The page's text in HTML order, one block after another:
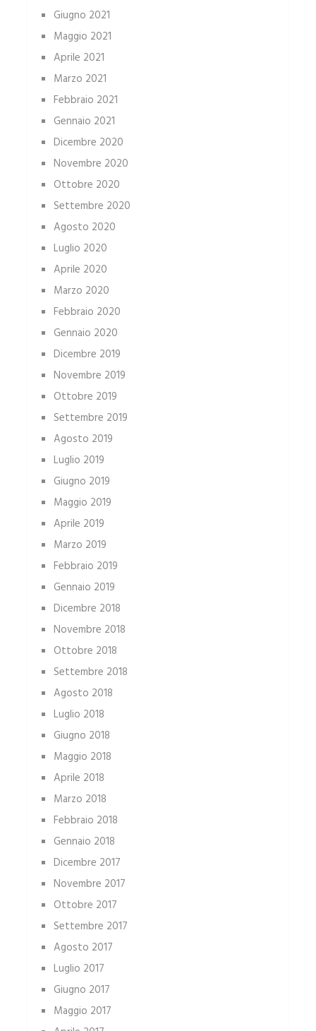
Giugno 2021
Maggio 2021
Aprile 2021
Marzo 2021
Febbraio 2021
Gennaio 2021
Dicembre 2020
Novembre 2020
Ottobre 2020
Settembre 2020
Agosto 2020
Luglio 2020
Aprile 2020
Marzo 2020
Febbraio 2020
Gennaio 2020
Dicembre 2019
Novembre 2019
Ottobre 2019
Settembre 2019
Agosto 2019
Luglio 2019
Giugno 2019
Maggio 2019
Aprile 2019
Marzo 2019
Febbraio 2019
Gennaio 2019
Dicembre 2018
Novembre 2018
Ottobre 2018
Settembre 2018
Agosto 2018
Luglio 2018
Giugno 2018
Maggio 2018
Aprile 2018
Marzo 2018
Febbraio 2018
Gennaio 2018
Dicembre 2017
Novembre 2017
Ottobre 2017
Settembre 2017
Agosto 2017
Luglio 2017
Giugno 2017
Maggio 2017